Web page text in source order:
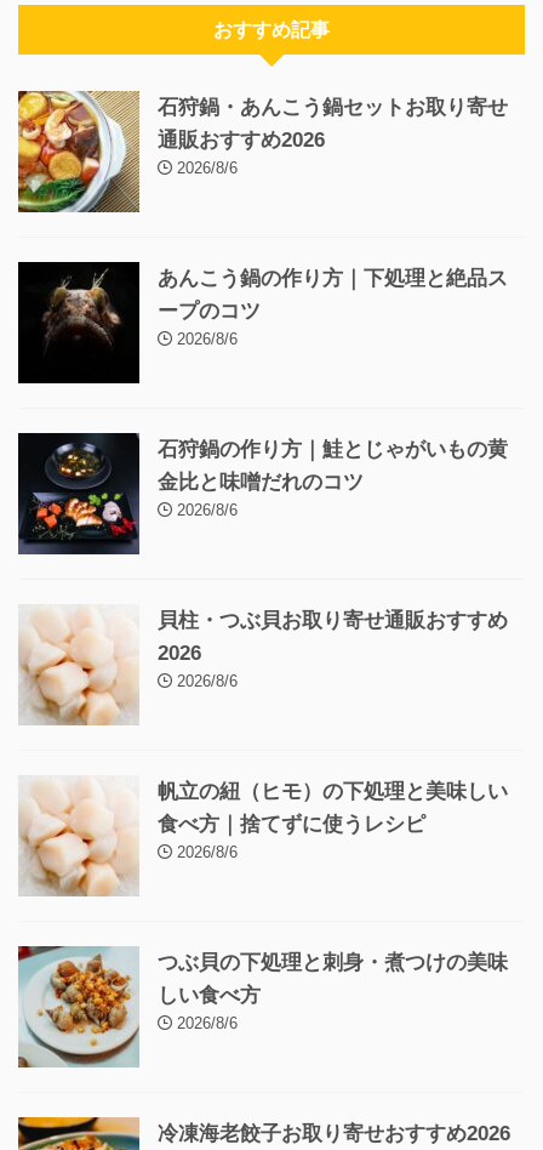
おすすめ記事
石狩鍋・あんこう鍋セットお取り寄せ
通販おすすめ2026
2026/8/6
あんこう鍋の作り方｜下処理と絶品ス
ープのコツ
2026/8/6
石狩鍋の作り方｜鮭とじゃがいもの黄
金比と味噌だれのコツ
2026/8/6
貝柱・つぶ貝お取り寄せ通販おすすめ
2026
2026/8/6
帆立の紐（ヒモ）の下処理と美味しい
食べ方｜捨てずに使うレシピ
2026/8/6
つぶ貝の下処理と刺身・煮つけの美味
しい食べ方
2026/8/6
冷凍海老餃子お取り寄せおすすめ2026